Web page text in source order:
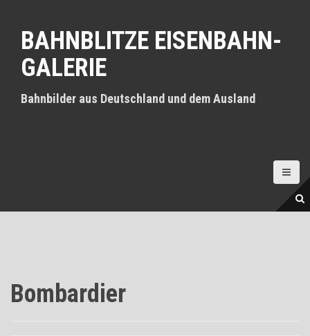
t
BAHNBLITZE EISENBAHN-
GALERIE
Bahnbilder aus Deutschland und dem Ausland
Bombardier